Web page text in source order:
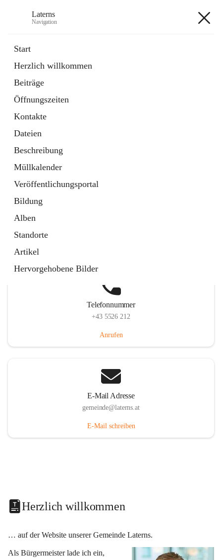
Laterns
Navigation
Start
Herzlich willkommen
Beiträge
Öffnungszeiten
Kontakte
Dateien
Beschreibung
Müllkalender
Veröffentlichungsportal
Bildung
Alben
Standorte
Artikel
Hervorgehobene Bilder
11 Schnellzugriffe
Soziales
1 Schnellzugriff
Telefonnummer
+43 5526 212
Anrufen
E-Mail Adresse
gemeinde@laterns.at
E-Mail schreiben
Herzlich willkommen
… auf der Website unserer Gemeinde Laterns.
Als Bürgermeister lade ich ein,